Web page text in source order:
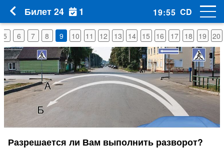
5 6 7 8 9 10 11 12 13 14 15 16 17 18 19 20
Разрешается ли Вам выполнить разворот?
Билет 24 1 19:54 CD